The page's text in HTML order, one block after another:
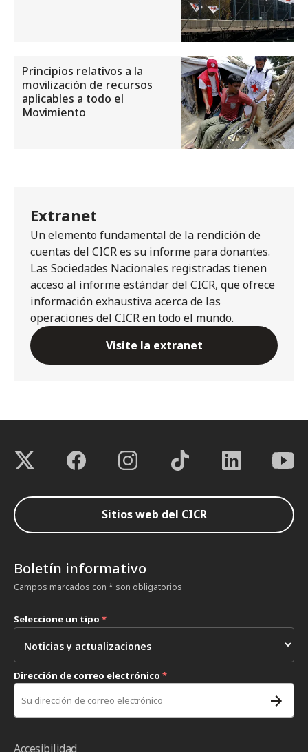
Principios relativos a la
movilización de recursos
aplicables a todo el
Movimiento
Extranet
Un elemento fundamental de la rendición de
cuentas del CICR es su informe para donantes.
Las Sociedades Nacionales registradas tienen
acceso al informe estándar del CICR, que ofrece
información exhaustiva acerca de las
operaciones del CICR en todo el mundo.
Visite la extranet
Sitios web del CICR
Boletín informativo
Campos marcados con * son obligatorios
Seleccione un tipo *
Dirección de correo electrónico *
Accesibilidad